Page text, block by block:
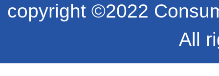
copyright ©2022
All